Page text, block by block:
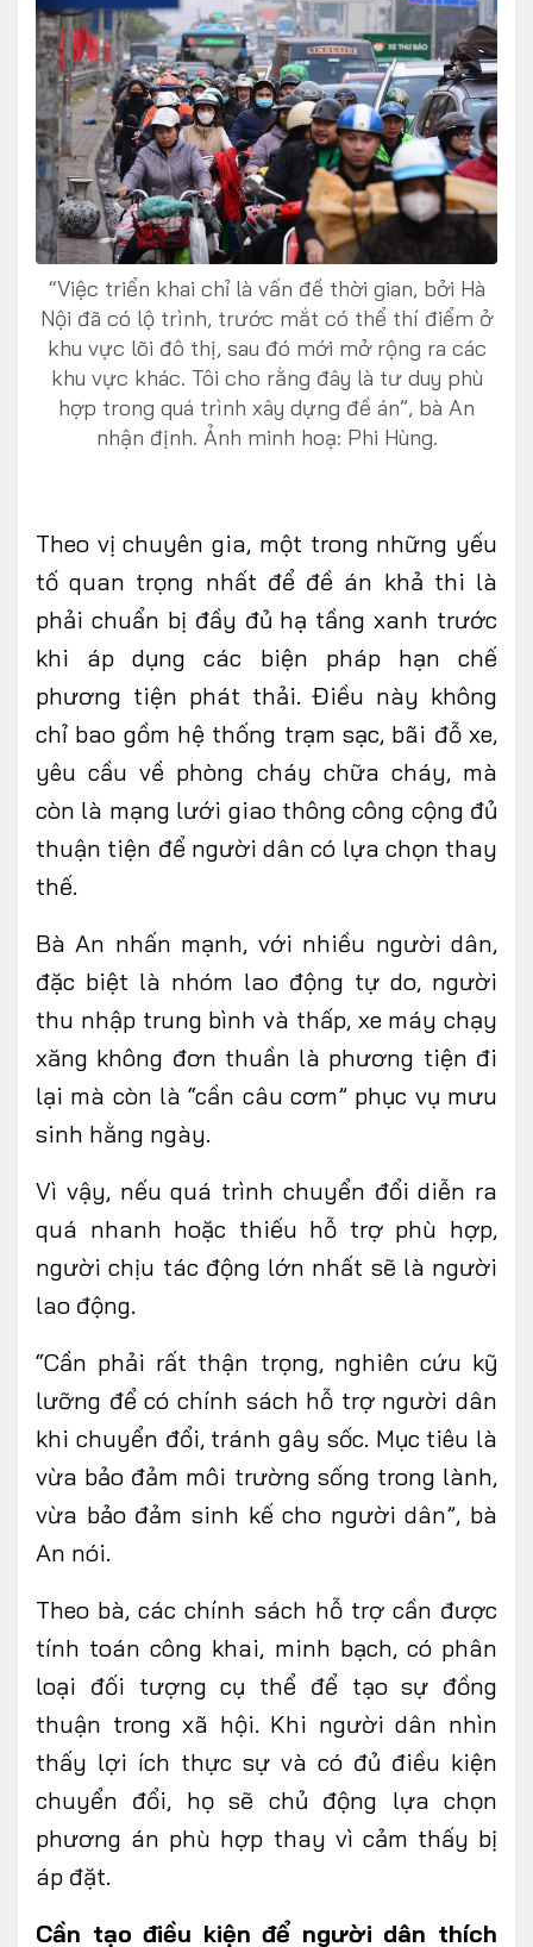
“Việc triển khai chỉ là vấn đề thời gian, bởi Hà
Nội đã có lộ trình, trước mắt có thể thí điểm ở
khu vực lõi đô thị, sau đó mới mở rộng ra các
khu vực khác. Tôi cho rằng đây là tư duy phù
hợp trong quá trình xây dựng đề án”, bà An
nhận định. Ảnh minh hoạ: Phi Hùng.
Theo vị chuyên gia, một trong những yếu
tố quan trọng nhất để đề án khả thi là
phải chuẩn bị đầy đủ hạ tầng xanh trước
khi áp dụng các biện pháp hạn chế
phương tiện phát thải. Điều này không
chỉ bao gồm hệ thống trạm sạc, bãi đỗ xe,
yêu cầu về phòng cháy chữa cháy, mà
còn là mạng lưới giao thông công cộng đủ
thuận tiện để người dân có lựa chọn thay
thế.
Bà An nhấn mạnh, với nhiều người dân,
đặc biệt là nhóm lao động tự do, người
thu nhập trung bình và thấp, xe máy chạy
xăng không đơn thuần là phương tiện đi
lại mà còn là “cần câu cơm” phục vụ mưu
sinh hằng ngày.
Vì vậy, nếu quá trình chuyển đổi diễn ra
quá nhanh hoặc thiếu hỗ trợ phù hợp,
người chịu tác động lớn nhất sẽ là người
lao động.
“Cần phải rất thận trọng, nghiên cứu kỹ
lưỡng để có chính sách hỗ trợ người dân
khi chuyển đổi, tránh gây sốc. Mục tiêu là
vừa bảo đảm môi trường sống trong lành,
vừa bảo đảm sinh kế cho người dân”, bà
An nói.
Theo bà, các chính sách hỗ trợ cần được
tính toán công khai, minh bạch, có phân
loại đối tượng cụ thể để tạo sự đồng
thuận trong xã hội. Khi người dân nhìn
thấy lợi ích thực sự và có đủ điều kiện
chuyển đổi, họ sẽ chủ động lựa chọn
phương án phù hợp thay vì cảm thấy bị
áp đặt.
Cần tạo điều kiện để người dân thích